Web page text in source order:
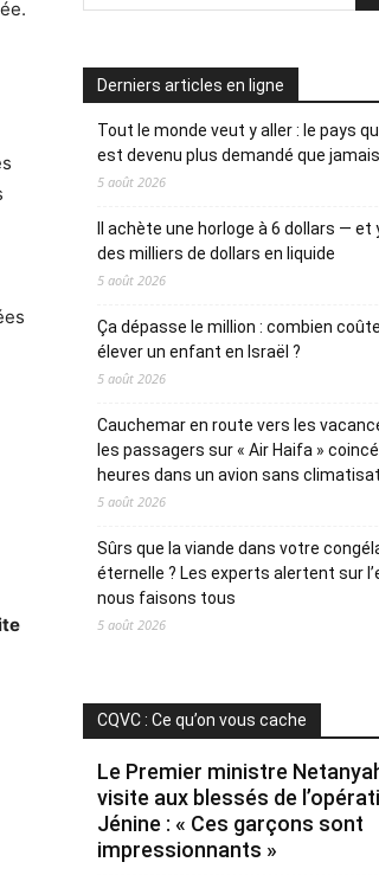
Derniers articles en ligne
Tout le monde veut y aller : le pays
est devenu plus demandé que jamais
5 août 2026
Il achète une horloge à 6 dollars — et
des milliers de dollars en liquide
5 août 2026
Ça dépasse le million : combien
élever un enfant en Israël ?
5 août 2026
Cauchemar en route vers les
les passagers sur « Air Haifa »
heures dans un avion sans
5 août 2026
Sûrs que la viande dans votre
éternelle ? Les experts alertent sur
nous faisons tous
5 août 2026
CQVC : Ce qu’on vous cache
Le Premier ministre
visite aux blessés de
Jénine : « Ces garçons sont
impressionnants »